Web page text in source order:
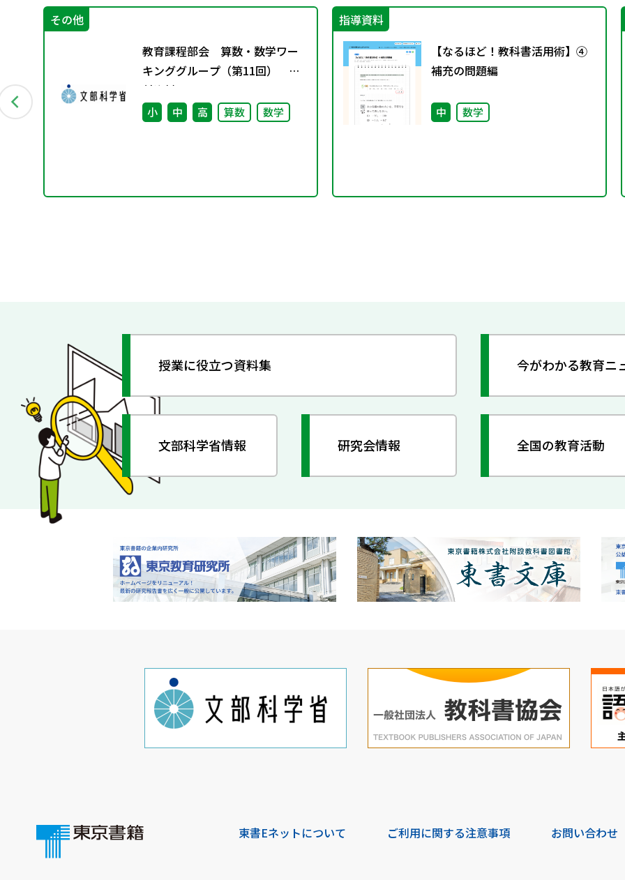
共
その他
教育課程部会 算数・数学ワー
キンググループ（第11回） 配
付資料
小 中 高 算数 数学
指導資料
【なるほど！教科書活用術】④
補充の問題編
中 数学
授業に役立つ資料集 今がわかる教育ニ
文部科学省情報 研究会情報 全国の教育活動
東書Eネットについて ご利用に関する注意事項 お問い合わせ